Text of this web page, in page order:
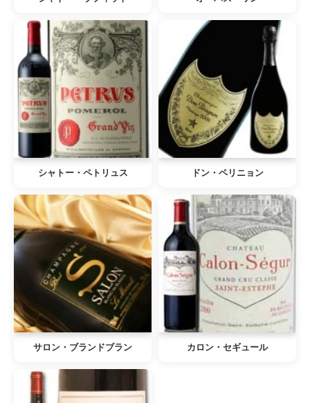
シャトー・ペトリュス ドン・ペリニョン
サロン・ブランドブラン カロン・セギュール